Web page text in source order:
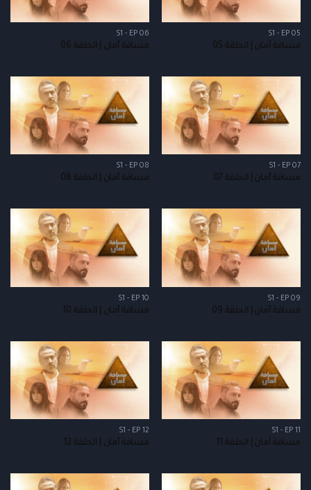
S1 - EP 05
مسافة أمان | الحلقة 05
S1 - EP 06
مسافة أمان | الحلقة 06
S1 - EP 07
مسافة أمان | الحلقة 07
S1 - EP 08
مسافة أمان | الحلقة 08
S1 - EP 09
مسافة أمان | الحلقة 09
S1 - EP 10
مسافة أمان | الحلقة 10
S1 - EP 11
مسافة أمان | الحلقة 11
S1 - EP 12
مسافة أمان | الحلقة 12